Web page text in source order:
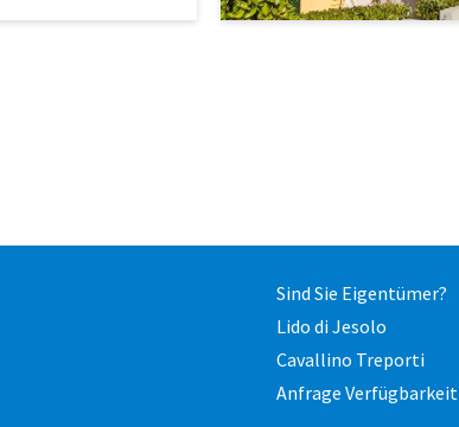
Sind Sie Eigentümer?
Lido di Jesolo
Cavallino Treporti
Anfrage Verfügbarkeit